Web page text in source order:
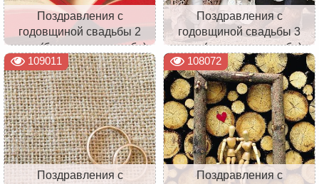
Поздравления с
годовщиной свадьбы 2
года (бумажная свадьба)
Поздравления с
годовщиной свадьбы 3
года (кожаная свадьба)
109011
Поздравления с
108072
Поздравления с